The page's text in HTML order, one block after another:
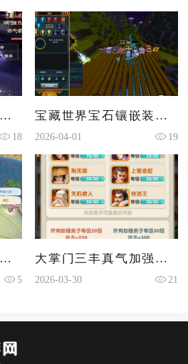
凡人修仙传人界篇商城在哪
18
宝藏世界宝石镶嵌装置怎么获得
2026-04-01 19
摩尔庄园手游传说级怎么钓
5
大掌门三丰真气加强哪些属性
2026-03-30 21